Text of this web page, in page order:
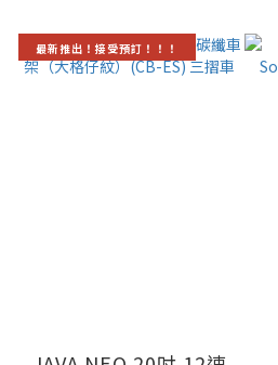
最新推出！接受預訂！！！